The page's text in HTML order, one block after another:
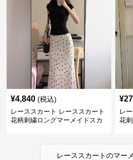
¥4,840 (税込)
レーススカート レーススカート
花柄刺繍ロングマーメイドスカ
¥
レ
花
レーススカートのマー